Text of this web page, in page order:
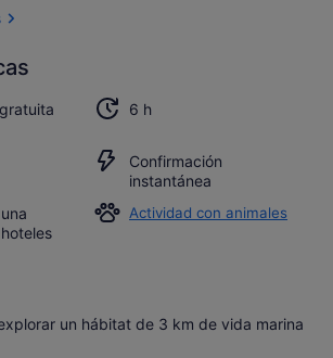
6 h
Confirmación
instantánea
Actividad con animales
un hábitat de 3 km de vida marina